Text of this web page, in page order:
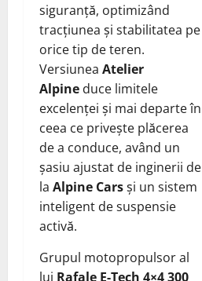
siguranță, optimizând
tracțiunea și stabilitatea pe
orice tip de teren.
Versiunea Atelier
Alpine duce limitele
excelenței și mai departe în
ceea ce privește plăcerea
de a conduce, având un
șasiu ajustat de inginerii de
la Alpine Carsși un sistem
inteligent de suspensie
activă.
Grupul motopropulsor al
lui Rafale E-Tech 4×4 300